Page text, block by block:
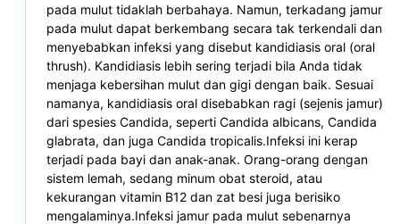
pada mulut tidaklah berbahaya. Namun, terkadang jamur
pada mulut dapat berkembang secara tak terkendali dan
menyebabkan infeksi yang disebut kandidiasis oral (oral
thrush). Kandidiasis lebih sering terjadi bila Anda tidak
menjaga kebersihan mulut dan gigi dengan baik. Sesuai
namanya, kandidiasis oral disebabkan ragi (sejenis jamur)
dari spesies Candida, seperti Candida albicans, Candida
glabrata, dan juga Candida tropicalis.Infeksi ini kerap
terjadi pada bayi dan anak-anak. Orang-orang dengan
sistem lemah, sedang minum obat steroid, atau
kekurangan vitamin B12 dan zat besi juga berisiko
mengalaminya.Infeksi jamur pada mulut sebenarnya